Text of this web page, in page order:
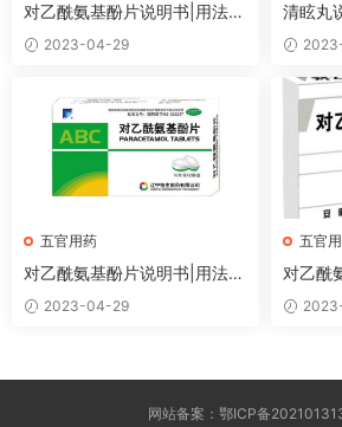
对乙酰氨基酚片说明书|用法用
量|注意事项
2023-04-29
清眩丸
事项
五官用药
对乙酰氨基酚片说明书|用法用
量|注意事项
2023-04-29
五官
对乙酰
量|注意
网站备案：鄂ICP备